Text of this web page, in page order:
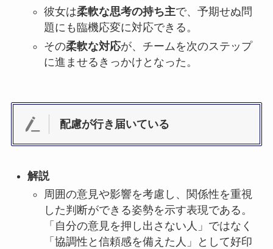
彼女は柔軟な思考の持ち主で、予期せぬ問
題にも臨機応変に対応できる。
その柔軟な対応が、チームを次のステップ
に進ませるきっかけとなった。
配慮が行き届いている
解説
周囲の意見や影響を考慮し、関係性を重視
した判断ができる姿勢を示す表現である。
「自分の意見を押し出さない人」ではなく
「協調性と信頼感を備えた人」として好印